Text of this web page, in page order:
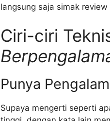
langsung saja simak
Ciri-ciri
Punya
Supaya mengerti seperti